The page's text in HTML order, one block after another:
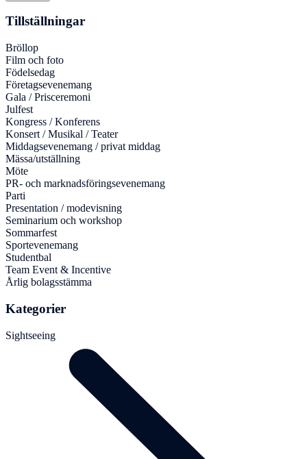
Tillställningar
Bröllop
Film och foto
Födelsedag
Företagsevenemang
Gala / Prisceremoni
Julfest
Kongress / Konferens
Konsert / Musikal / Teater
Middagsevenemang / privat middag
Mässa/utställning
Möte
PR- och marknadsföringsevenemang
Parti
Presentation / modevisning
Seminarium och workshop
Sommarfest
Sportevenemang
Studentbal
Team Event & Incentive
Årlig bolagsstämma
Kategorier
Sightseeing